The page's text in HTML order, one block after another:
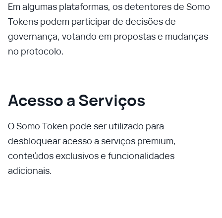
Em algumas plataformas, os detentores de Somo
Tokens podem participar de decisões de
governança, votando em propostas e mudanças
no protocolo.
Acesso a Serviços
O Somo Token pode ser utilizado para
desbloquear acesso a serviços premium,
conteúdos exclusivos e funcionalidades
adicionais.